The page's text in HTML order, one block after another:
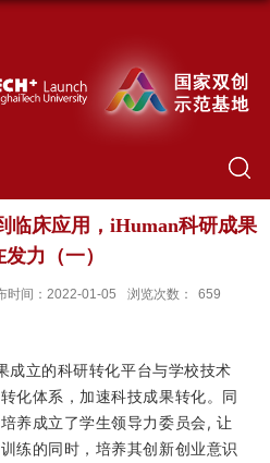
临床应用，iHuman科研成果
力（一）
时间：2022-01-05 浏览次数： 659
成立的科研转化平台与学校技术
化体系，加速科技成果转化。同
养成立了学生领导力委员会, 让
练的同时，培养其创新创业意识